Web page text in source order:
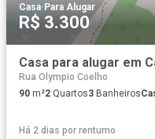
Casa·Para Alugar
R$ 3.300
Rua Olympio Coelho
90 m²2 Quartos3 Banheiros
Há 2 dias por rentumo